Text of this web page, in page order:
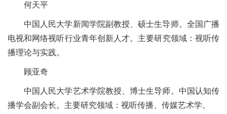
何天平
中国人民大学新闻学院副教授、硕士生导师。全国广播
电视和网络视听行业青年创新人才。主要研究领域：视听传
播理论与实践。
顾亚奇
中国人民大学艺术学院教授、博士生导师。中国认知传
播学会副会长。主要研究领域：视听传播、传媒艺术学。